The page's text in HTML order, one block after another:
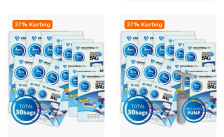
37% Korting 37% Korting